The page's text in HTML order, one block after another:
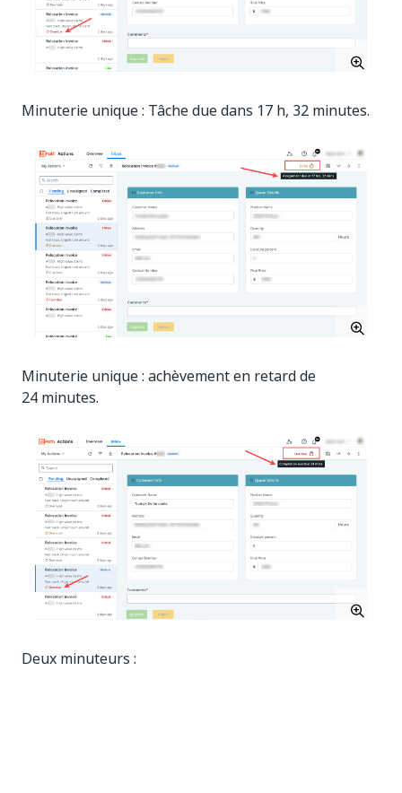
Minuterie unique : Tâche due dans 17 h, 32 minutes.
Minuterie unique : achèvement en retard de
24 minutes.
Deux minuteurs :